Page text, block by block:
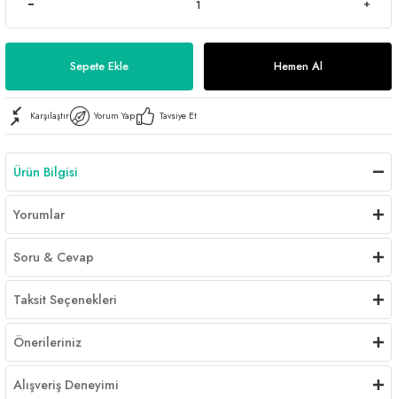
Sepete Ekle Hemen Al
Karşılaştır Yorum Yap Tavsiye Et
Ürün Bilgisi
Yorumlar
Soru & Cevap
Taksit Seçenekleri
Önerileriniz
Alışveriş Deneyimi